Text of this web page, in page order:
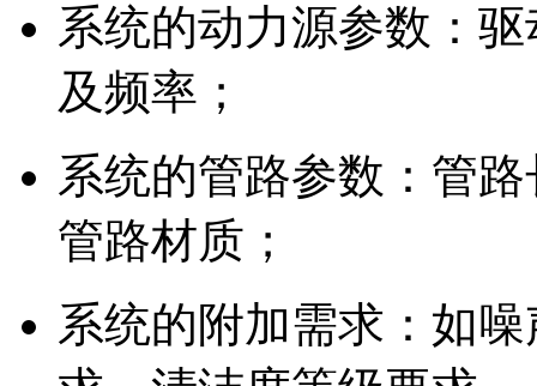
系统的动力源参数：
及频率；
系统的管路参数：管
管路材质；
系统的附加需求：如